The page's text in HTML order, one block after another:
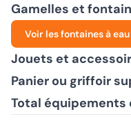
Gamelles et
Voir les fontaines à
Jouets et
Panier ou griffoir
Total équipements